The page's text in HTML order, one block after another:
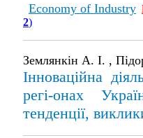
Economy of Industry
2)
Землянкін А. І. ,
Інноваційна
регі-онах
тенденції,